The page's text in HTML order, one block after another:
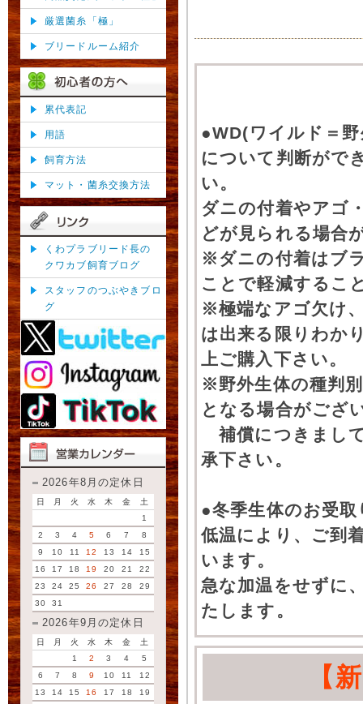
厳選菌糸「極」
ブリードルーム紹介
累代表記
用語
飼育方法
マット・菌糸交換方法
くわプラブリード長の
クワカブ飼育ブログ
スタッフのつぶやきブロ
グ
2026年8月の定休日
日 月 火 水 木 金
土
1
2
3 4 5 6 7
8
9
10 11 12 13 14
15
16
17 18 19 20 21
22
23
24 25 26 27 28
29
30
31
2026年9月の定休日
日 月 火 水 木 金
土
1
2 3 4
5
6
7 8 9 10 11
12
13
14 15 16 17 18
19
●WD(ワイルド＝
について判断がで
い。
ダニの付着やアゴ
どが見られる場合
※ダニの付着はブ
ことで軽減するこ
※極端なアゴ欠け
は出来る限りわか
上ご購入下さい。
※野外生体の種判
となる場合がござ
補償につきまし
承下さい。
●冬季生体のお受
低温により、ご到
います。
急な加温をせずに
たします。
【